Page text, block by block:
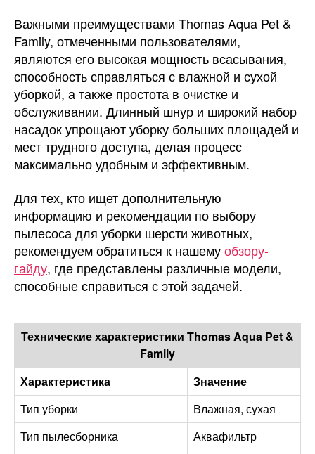
Важными преимуществами Thomas Aqua Pet &
Family, отмеченными пользователями,
являются его высокая мощность всасывания,
способность справляться с влажной и сухой
уборкой, а также простота в очистке и
обслуживании. Длинный шнур и широкий набор
насадок упрощают уборку больших площадей и
мест трудного доступа, делая процесс
максимально удобным и эффективным.
Для тех, кто ищет дополнительную
информацию и рекомендации по выбору
пылесоса для уборки шерсти животных,
рекомендуем обратиться к нашемуобзору-
гайду, где представлены различные модели,
способные справиться с этой задачей.
Технические характеристики Thomas Aqua Pet &
Family
Характеристика
Значение
Тип уборки
Влажная, сухая
Тип пылесборника
Аквафильтр